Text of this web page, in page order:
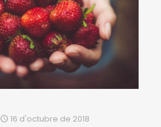
16 d'octubre de 2018